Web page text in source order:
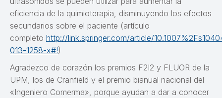
eficiencia de la quimioterapia, disminuyendo los efectos
secundarios sobre el paciente (artículo
completo http://link.springer.com/article/
013-1258-x#!)
Agradezco de corazón los premios F2I2 y FLUOR de la
UPM, los de Cranfield y el premio bianual nacional del
«Ingeniero Comerma», porque ayudan a dar a conocer